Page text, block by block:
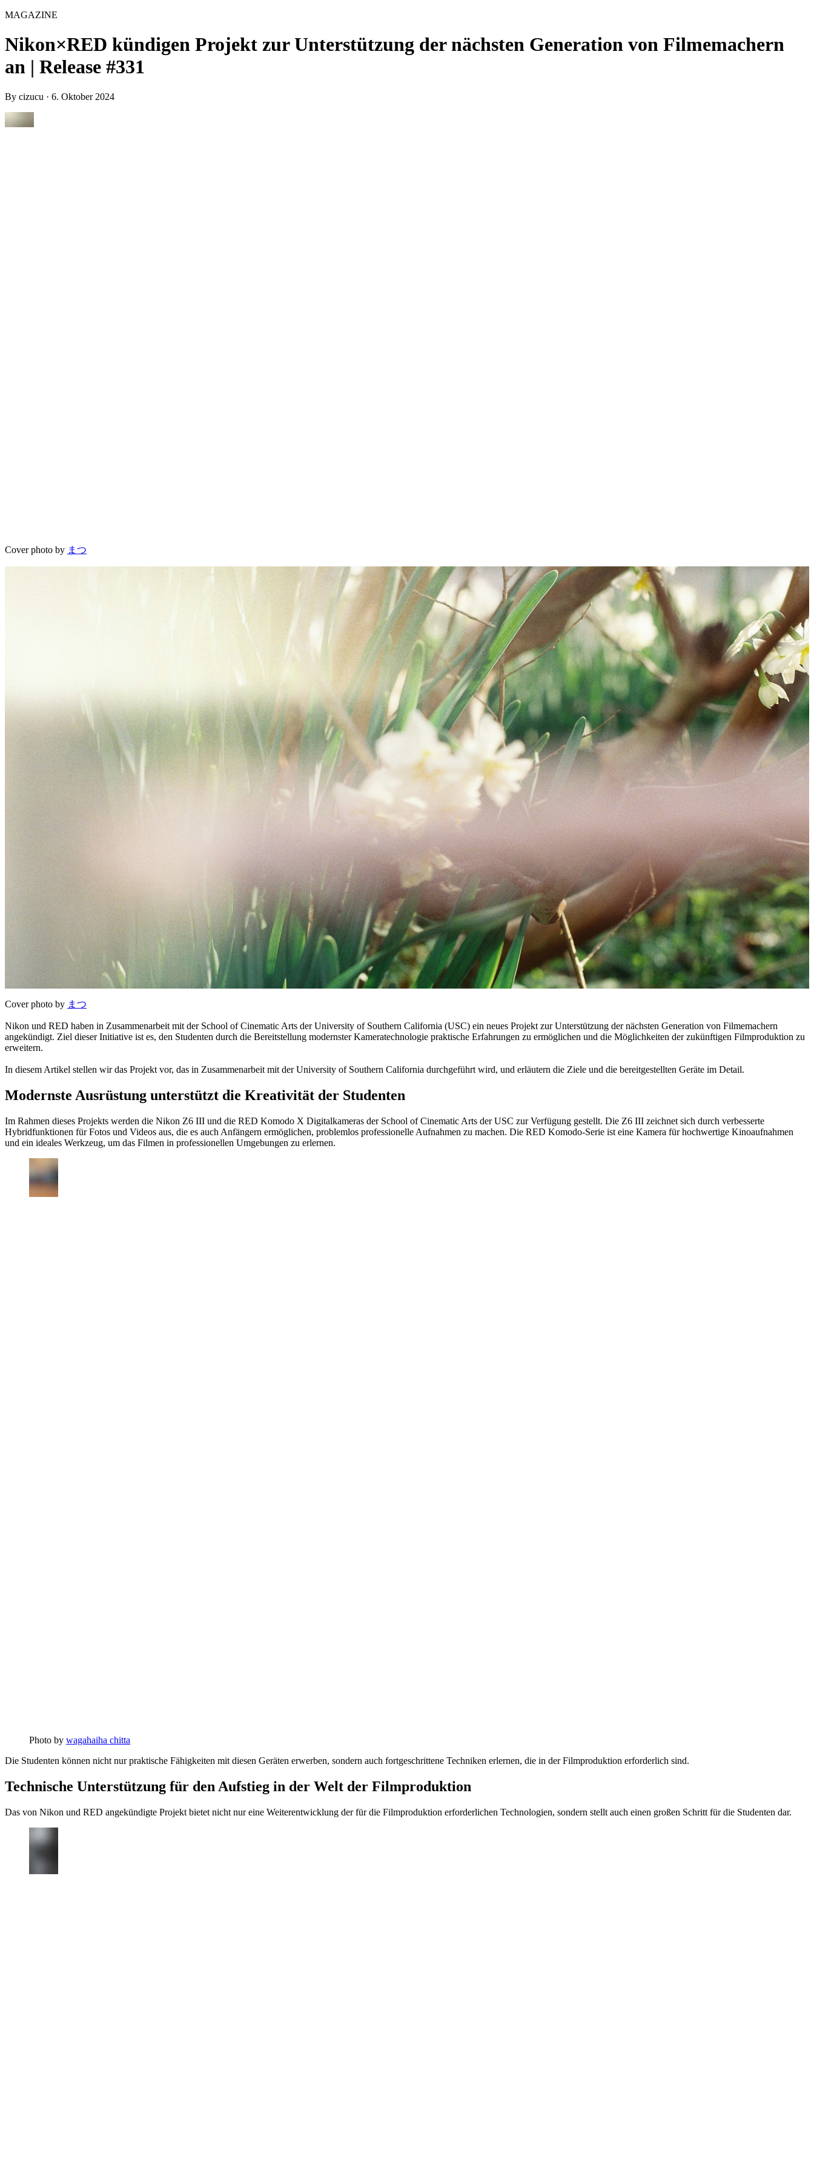
MAGAZINE
Nikon×RED kündigen Projekt zur Unterstützung der nächsten Generation von Filmemachern
an | Release #331
By cizucu · 6. Oktober 2024
Cover photo by まつ
Cover photo by まつ
Nikon und RED haben in Zusammenarbeit mit der School of Cinematic Arts der University of Southern California (USC) ein neues Projekt zur Unterstützung der nächsten Generation von Filmemachern
angekündigt. Ziel dieser Initiative ist es, den Studenten durch die Bereitstellung modernster Kameratechnologie praktische Erfahrungen zu ermöglichen und die Möglichkeiten der zukünftigen Filmproduktion zu
erweitern.
In diesem Artikel stellen wir das Projekt vor, das in Zusammenarbeit mit der University of Southern California durchgeführt wird, und erläutern die Ziele und die bereitgestellten Geräte im Detail.
Modernste Ausrüstung unterstützt die Kreativität der Studenten
Im Rahmen dieses Projekts werden die Nikon Z6 III und die RED Komodo X Digitalkameras der School of Cinematic Arts der USC zur Verfügung gestellt. Die Z6 III zeichnet sich durch verbesserte
Hybridfunktionen für Fotos und Videos aus, die es auch Anfängern ermöglichen, problemlos professionelle Aufnahmen zu machen. Die RED Komodo-Serie ist eine Kamera für hochwertige Kinoaufnahmen
und ein ideales Werkzeug, um das Filmen in professionellen Umgebungen zu erlernen.
Photo by wagahaiha chitta
Die Studenten können nicht nur praktische Fähigkeiten mit diesen Geräten erwerben, sondern auch fortgeschrittene Techniken erlernen, die in der Filmproduktion erforderlich sind.
Technische Unterstützung für den Aufstieg in der Welt der Filmproduktion
Das von Nikon und RED angekündigte Projekt bietet nicht nur eine Weiterentwicklung der für die Filmproduktion erforderlichen Technologien, sondern stellt auch einen großen Schritt für die Studenten dar.